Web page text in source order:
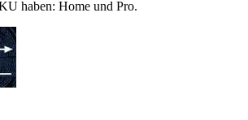
haben: Home und Pro.